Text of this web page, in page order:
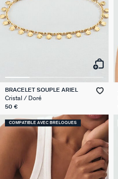
BRACELET SOUPLE ARIEL
Cristal / Doré
50 €
COMPATIBLE AVEC BRELOQUES